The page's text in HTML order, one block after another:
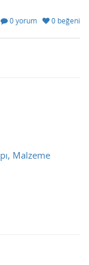
0 yorum
0 beğeni
Malzeme